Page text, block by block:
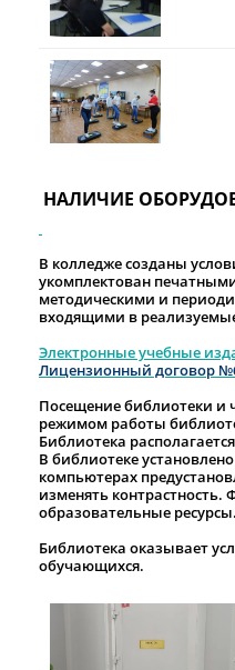
НАЛИЧИЕ
В колледже созданы
укомплектован
методическими и
входящими в
Электронные учебные
Лицензионный договор
Посещение библиотеки и
режимом работы
Библиотека
В библиотеке
компьютерах
изменять
образовательные
Библиотека оказывает
обучающихся.